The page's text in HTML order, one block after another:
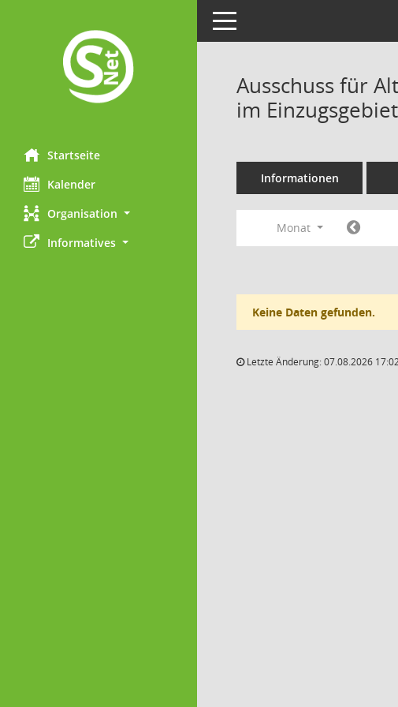
Startseite
Kalender
Organisation
Informatives
Toggle navigation
Ausschuss für
im
Informationen
Monat
Keine Daten gefunden.
Letzte Änderung: 07.08.2026